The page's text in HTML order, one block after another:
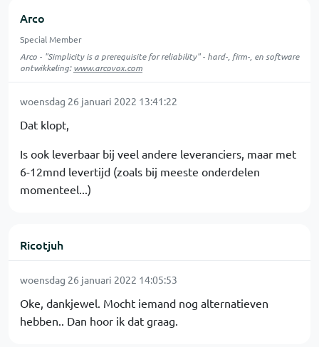
Arco
Special Member
Arco - "Simplicity is a prerequisite for reliability" - hard-, firm-, en software
ontwikkeling:www.arcovox.com
woensdag 26 januari 2022 13:41:22
Dat klopt,
Is ook leverbaar bij veel andere leveranciers, maar met
6-12mnd levertijd (zoals bij meeste onderdelen
momenteel...)
Ricotjuh
woensdag 26 januari 2022 14:05:53
Oke, dankjewel. Mocht iemand nog alternatieven
hebben.. Dan hoor ik dat graag.